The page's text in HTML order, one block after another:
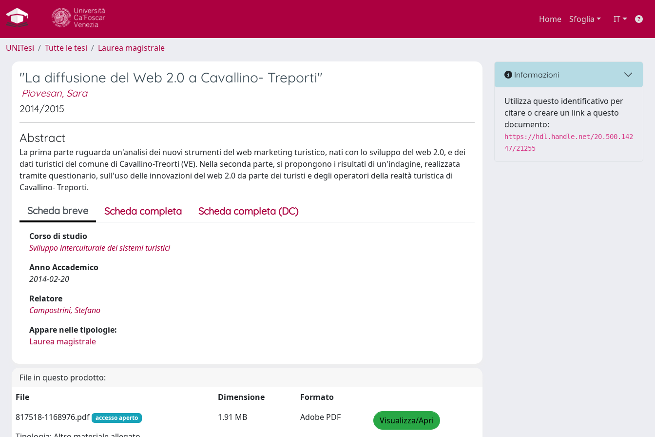
Home Sfoglia IT
UNITesi Tutte le tesi Laurea magistrale
"La diffusione del Web 2.0 a Cavallino- Treporti"
Piovesan, Sara
2014/2015
Abstract
La prima parte ruguarda un'analisi dei nuovi strumenti del web marketing turistico, nati con lo sviluppo del web 2.0, e dei
dati turistici del comune di Cavallino-Treorti (VE). Nella seconda parte, si propongono i risultati di un'indagine, realizzata
tramite questionario, sull'uso delle innovazioni del web 2.0 da parte dei turisti e degli operatori della realtà turistica di
Cavallino- Treporti.
Scheda breve Scheda completa Scheda completa (DC)
Corso di studio
Sviluppo interculturale dei sistemi turistici
Anno Accademico
2014-02-20
Relatore
Campostrini, Stefano
Appare nelle tipologie:
Laurea magistrale
File in questo prodotto:
File
Dimensione
Formato
817518-1168976.pdf
accesso aperto 1.91 MB Adobe PDF Visualizza/Apri
Informazioni
Utilizza questo identificativo per
citare o creare un link a questo
documento:
https://hdl.handle.net/20.500.142
47/21255